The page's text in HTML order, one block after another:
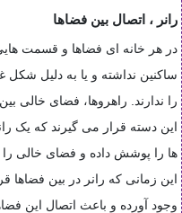
رانر ، اتصال بین فضاها
در هر خانه ای فضاها و قسمت
ساکنین نداشته و یا به دلیل شکل
را ندارند. راهروها، فضای خالی
این دسته قرار می گیرند که یک
ها را پوشش داده و فضای خالی را
این زمانی که رانر در بین
وجود آورده و باعث اتصال این